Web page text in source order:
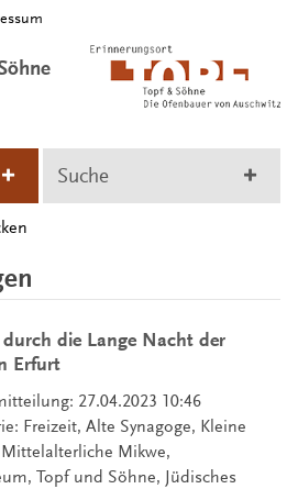
Suche
die Lange Nacht der
Erfurt
27.04.2023 10:46
Freizeit, Alte Synagoge, Kleine
Mittelalterliche Mikwe,
Topf und Söhne, Jüdisches